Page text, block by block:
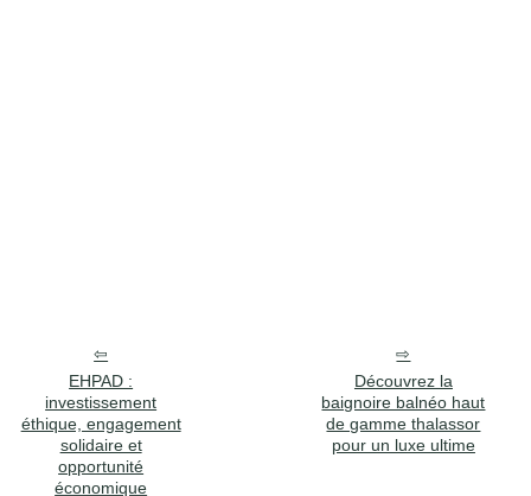
EHPAD :
investissement
éthique, engagement
solidaire et
opportunité
économique
Découvrez la
baignoire balnéo haut
de gamme thalassor
pour un luxe ultime